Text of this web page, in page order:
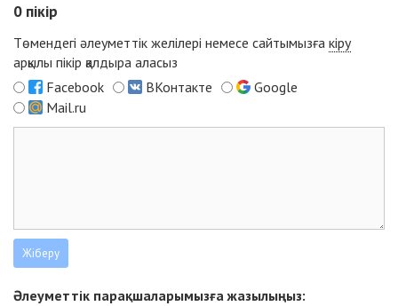
0 пікір
Төмендегі әлеуметтік желілері немесе сайтымызға кіру
арқылы пікір қалдыра аласыз
Facebook
ВКонтакте
Google
Mail.ru
Әлеуметтік парақшаларымызға жазылыңыз: